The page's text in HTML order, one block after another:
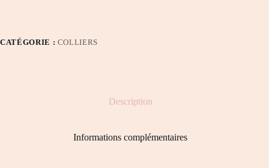
CATÉGORIE : COLLIERS
Description
Informations complémentaires